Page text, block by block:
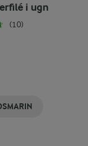
i ugn
(10)